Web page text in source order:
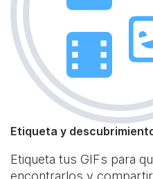
Etiqueta y
Etiqueta tus GIFs para
encontrarlos y